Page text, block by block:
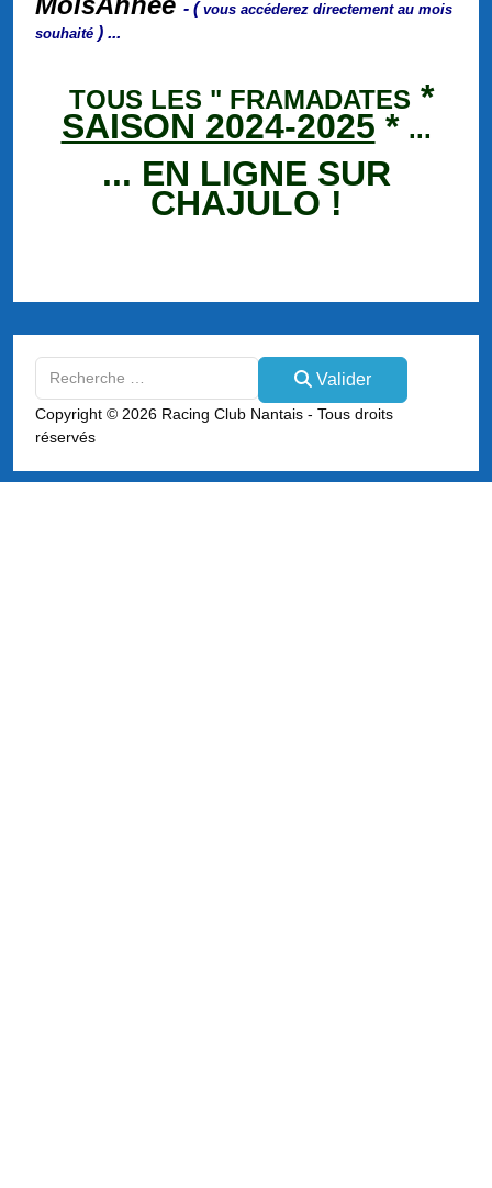
- (vous accéderez directement au mois
souhaité ) ...
TOUS LES " FRAMADATES *
SAISON 2024-2025 * ...
... EN LIGNE SUR
CHAJULO !
Type 2 or more characters for results.
Valider
Copyright © 2026 Racing Club Nantais - Tous droits
réservés